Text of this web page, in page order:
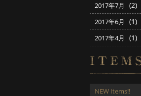
2017年7月 (2)
2017年6月 (1)
2017年4月 (1)
NEW Items!!